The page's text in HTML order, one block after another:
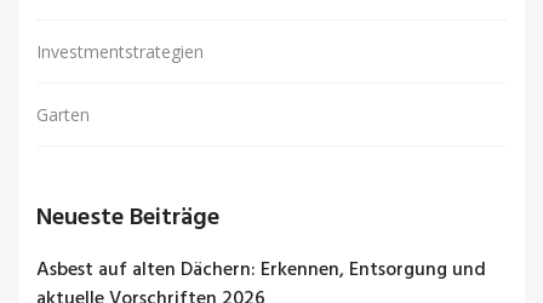
Investmentstrategien
Garten
Neueste Beiträge
Asbest auf alten Dächern: Erkennen, Entsorgung und